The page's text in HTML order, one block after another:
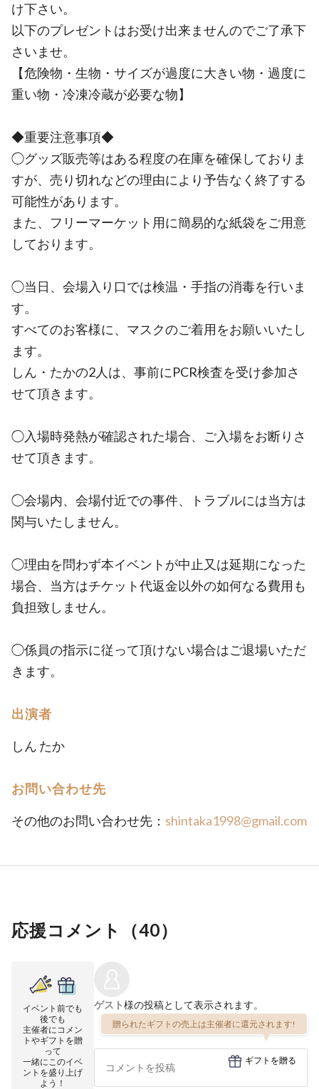
け下さい。
以下のプレゼントはお受け出来ませんのでご了承下
さいませ。
【危険物・生物・サイズが過度に大きい物・過度に
重い物・冷凍冷蔵が必要な物】
◆重要注意事項◆
◯グッズ販売等はある程度の在庫を確保しておりま
すが、売り切れなどの理由により予告なく終了する
可能性があります。
また、フリーマーケット用に簡易的な紙袋をご用意
しております。
◯当日、会場入り口では検温・手指の消毒を行いま
す。
すべてのお客様に、マスクのご着用をお願いいたし
ます。
しん・たかの2人は、事前にPCR検査を受け参加さ
せて頂きます。
◯入場時発熱が確認された場合、ご入場をお断りさ
せて頂きます。
◯会場内、会場付近での事件、トラブルには当方は
関与いたしません。
◯理由を問わず本イベントが中止又は延期になった
場合、当方はチケット代返金以外の如何なる費用も
負担致しません。
◯係員の指示に従って頂けない場合はご退場いただ
きます。
出演者
しん たか
お問い合わせ先
その他のお問い合わせ先： shintaka1998@gmail.com
応援コメント（40）
イベント前でも
後でも
主催者にコメン
トやギフトを贈
って
一緒にこのイベ
ントを盛り上げ
よう！
ゲスト様の投稿として表示されます。
贈られたギフトの売上は主催者に還元されます!
ギフトを贈る